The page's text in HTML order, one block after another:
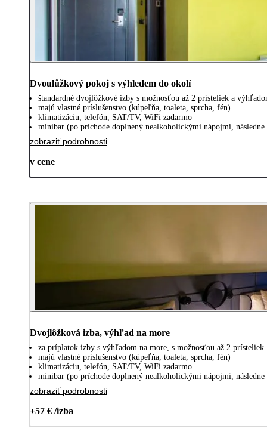
Dvoulůžkový pokoj s výhledem do okolí
štandardné dvojlôžkové izby s možnosťou až 2 prísteliek a
majú vlastné príslušenstvo (kúpeľňa, toaleta, sprcha, fén)
klimatizáciu, telefón, SAT/TV, WiFi zadarmo
minibar (po príchode doplnený nealkoholickými nápojmi,
zobraziť podrobnosti
v cene
Dvojlôžková izba, výhľad na more
za príplatok izby s výhľadom na more, s možnosťou až 2 prísteliek
majú vlastné príslušenstvo (kúpeľňa, toaleta, sprcha, fén)
klimatizáciu, telefón, SAT/TV, WiFi zadarmo
minibar (po príchode doplnený nealkoholickými nápojmi,
zobraziť podrobnosti
+57 € /izba